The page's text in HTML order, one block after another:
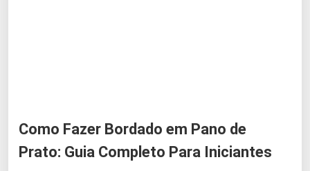
Como Fazer Bordado em Pano de
Prato: Guia Completo Para Iniciantes